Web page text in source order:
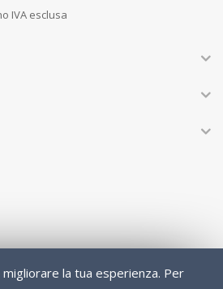
la tua esperienza. Per
IVA esclusa